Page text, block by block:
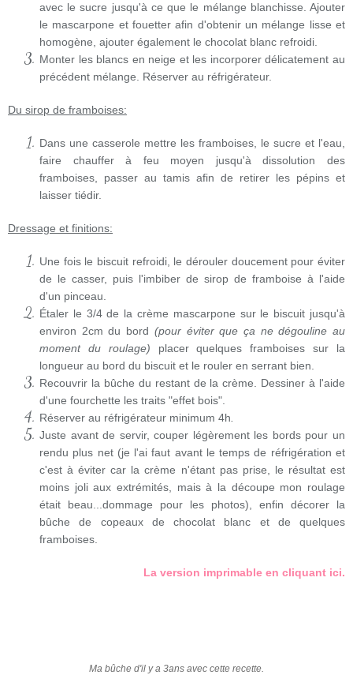
avec le sucre jusqu'à ce que le mélange blanchisse. Ajouter
le mascarpone et fouetter afin d'obtenir un mélange lisse et
homogène, ajouter également le chocolat blanc refroidi.
Monter les blancs en neige et les incorporer délicatement au
précédent mélange. Réserver au réfrigérateur.
Du sirop de framboises:
Dans une casserole mettre les framboises, le sucre et l'eau,
faire chauffer à feu moyen jusqu'à dissolution des
framboises, passer au tamis afin de retirer les pépins et
laisser tiédir.
Dressage et finitions:
Une fois le biscuit refroidi, le dérouler doucement pour éviter
de le casser, puis l'imbiber de sirop de framboise à l'aide
d'un pinceau.
Étaler le 3/4 de la crème mascarpone sur le biscuit jusqu'à
environ 2cm du bord (pour éviter que ça ne dégouline au
moment du roulage) placer quelques framboises sur la
longueur au bord du biscuit et le rouler en serrant bien.
Recouvrir la bûche du restant de la crème. Dessiner à l'aide
d'une fourchette les traits "effet bois".
Réserver au réfrigérateur minimum 4h
Juste avant de servir, couper légèrement les bords pour un
rendu plus net (je l'ai faut avant le temps de réfrigération et
c'est à éviter car la crème n'étant pas prise, le résultat est
moins joli aux extrémités, mais à la découpe mon roulage
était beau...dommage pour les photos), enfin décorer la
bûche de copeaux de chocolat blanc et de quelques
framboises.
La version imprimable en cliquant ici.
Ma bûche d'il y a 3ans avec cette recette.